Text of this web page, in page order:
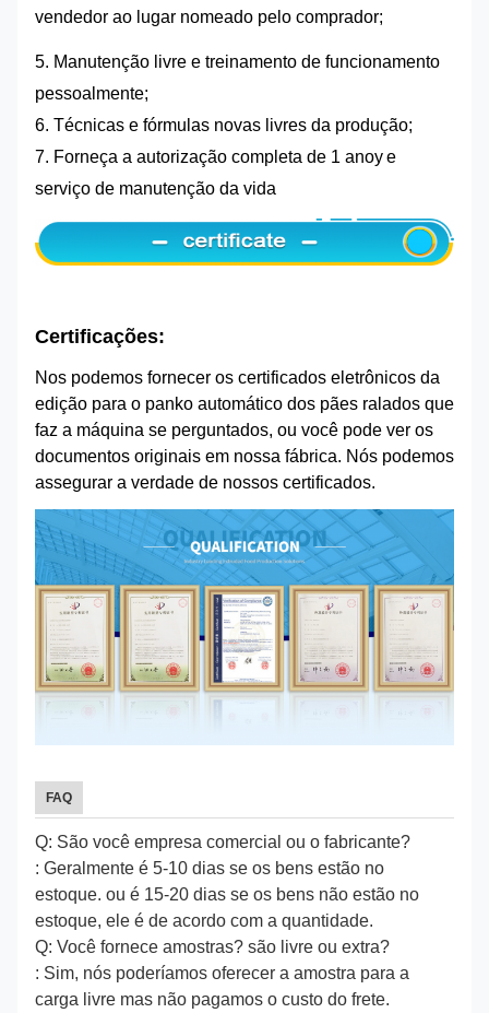
vendedor ao lugar nomeado pelo comprador;
5. Manutenção livre e treinamento de funcionamento
pessoalmente;
6. Técnicas e fórmulas novas livres da produção;
7. Forneça a autorização completa de 1 anoye
serviço de manutenção da vida
Certificações:
Nos podemos fornecer os certificados eletrônicos da
edição para o panko automático dos pães ralados que
faz a máquina se perguntados, ou você pode ver os
documentos originais em nossa fábrica. Nós podemos
assegurar a verdade de nossos certificados.
FAQ
Q: São você empresa comercial ou o fabricante?
: Geralmente é 5-10 dias se os bens estão no
estoque. ou é 15-20 dias se os bens não estão no
estoque, ele é de acordo com a quantidade.
Q: Você fornece amostras? são livre ou extra?
: Sim, nós poderíamos oferecer a amostra para a
carga livre mas não pagamos o custo do frete.